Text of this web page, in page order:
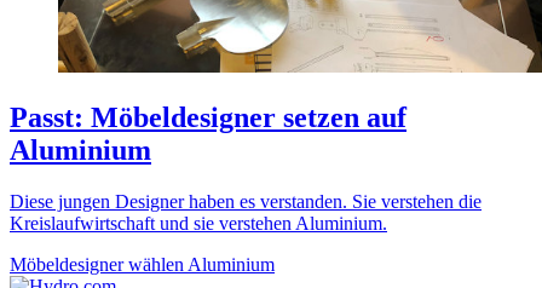
Passt: Möbeldesigner setzen auf
Aluminium
Diese jungen Designer haben es verstanden. Sie verstehen die
Kreislaufwirtschaft und sie verstehen Aluminium.
Möbeldesigner wählen Aluminium